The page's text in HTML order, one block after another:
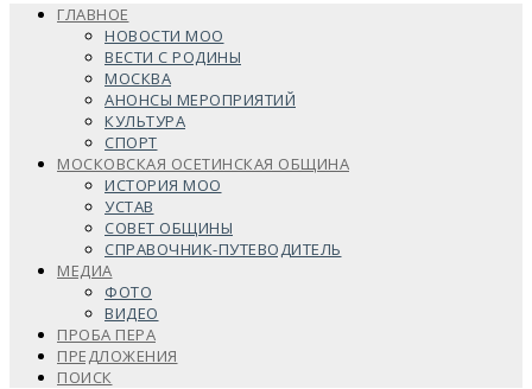
ГЛАВНОЕ
НОВОСТИ МОО
ВЕСТИ С РОДИНЫ
МОСКВА
АНОНСЫ МЕРОПРИЯТИЙ
КУЛЬТУРА
СПОРТ
МОСКОВСКАЯ ОСЕТИНСКАЯ ОБЩИНА
ИСТОРИЯ МОО
УСТАВ
СОВЕТ ОБЩИНЫ
СПРАВОЧНИК-ПУТЕВОДИТЕЛЬ
МЕДИА
ФОТО
ВИДЕО
ПРОБА ПЕРА
ПРЕДЛОЖЕНИЯ
ПОИСК